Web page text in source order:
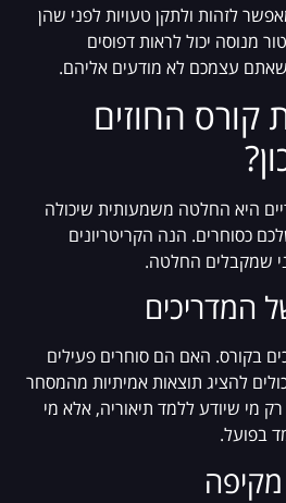
לזהות ולתקן טעויות לפני שהן
מנוסה יכול לראות דפוסים
עצמכם לא מודעים אליהם.
קורס החוזים
היא החלטה משמעותית שיכולה
כסוחרים. הנה הקריטריונים
שמקבלים החלטה.
המדריכים
בקורס. האם הם סוחרים פעילים
להציג תוצאות אמיתיות מהמסחר
מי שיודע ללמד תיאוריה, אלא מי
בפועל.
מקיפה